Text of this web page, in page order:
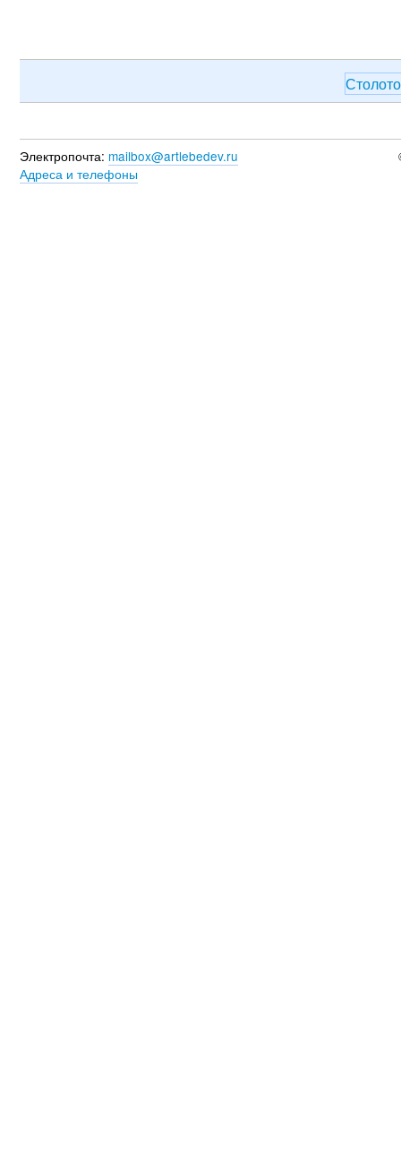
Электропочта: mailbox@artlebedev.ru
Адреса и телефоны